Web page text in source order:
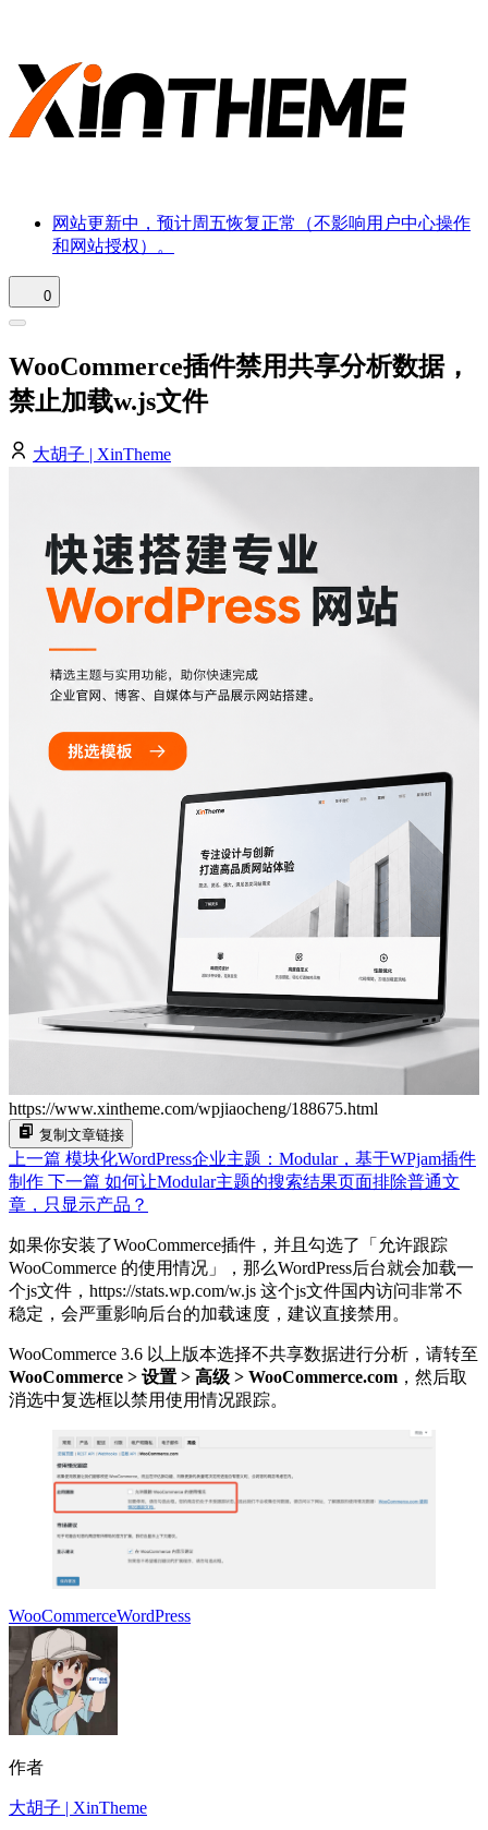
网站更新中，预计周五恢复正常（不影响用户中心操作
和网站授权）。
0
WooCommerce插件禁用共享分析数据，
禁止加载w.js文件
大胡子 | XinTheme
https://www.xintheme.com/wpjiaocheng/188675.html
复制文章链接
上一篇 模块化WordPress企业主题：Modular，基于WPjam插件
制作 下一篇 如何让Modular主题的搜索结果页面排除普通文
章，只显示产品？
如果你安装了WooCommerce插件，并且勾选了「允许跟踪
WooCommerce 的使用情况」，那么WordPress后台就会加载一
个js文件，https://stats.wp.com/w.js 这个js文件国内访问非常不
稳定，会严重影响后台的加载速度，建议直接禁用。
WooCommerce 3.6 以上版本选择不共享数据进行分析，请转至
WooCommerce > 设置 > 高级 > WooCommerce.com ，然后取
消选中复选框以禁用使用情况跟踪。
WooCommerceWordPress
作者
大胡子 | XinTheme